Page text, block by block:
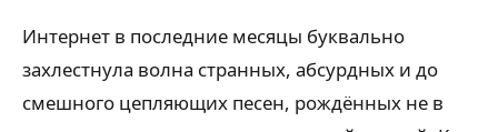
Интернет в последние месяцы буквально
захлестнула волна странных, абсурдных и до
смешного цепляющих песен, рождённых не в